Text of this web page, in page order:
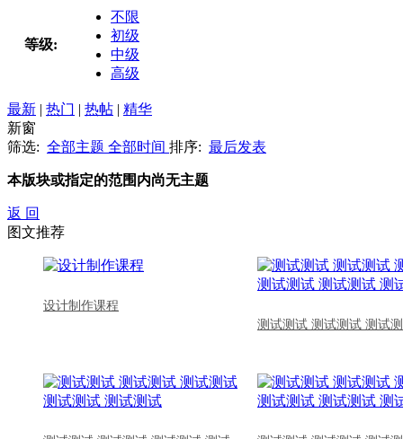
等级:
不限
初级
中级
高级
最新 | 热门 | 热帖 | 精华
新窗
筛选: 全部主题 全部时间 排序: 最后发表
本版块或指定的范围内尚无主题
返 回
图文推荐
设计制作课程
测试测试 测试测试 测试